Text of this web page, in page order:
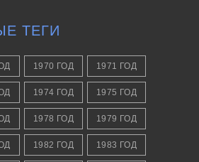
ТЕГИ
1970 ГОД 1971 ГОД
1974 ГОД 1975 ГОД
1978 ГОД 1979 ГОД
1982 ГОД 1983 ГОД